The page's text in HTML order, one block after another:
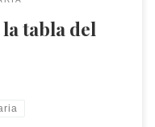
tabla del